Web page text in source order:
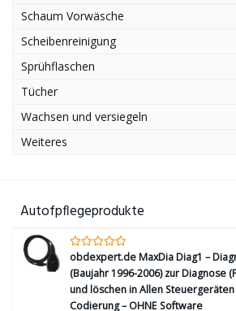
Schaum Vorwäsche
Scheibenreinigung
Sprühflaschen
Tücher
Wachsen und versiegeln
Weiteres
Autofpflegeprodukte
obdexpert.de MaxDia Diag1 –
(Baujahr 1996-2006) zur Diagnose
und löschen in Allen
Codierung – OHNE Software